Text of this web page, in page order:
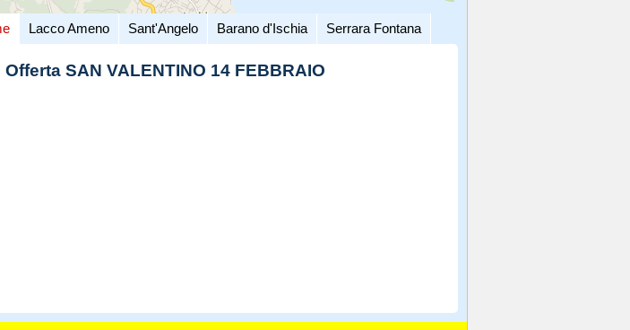
Lacco Ameno Sant'Angelo Barano d'Ischia Serrara Fontana
Offerta SAN VALENTINO 14 FEBBRAIO